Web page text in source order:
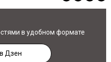
в удобном формате
Дзен